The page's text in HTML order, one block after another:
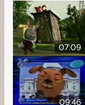
07:09
09:46